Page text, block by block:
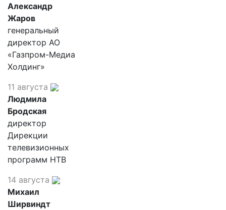
Александр
Жаров
генеральный
директор АО
«Газпром-Медиа
Холдинг»
11 августа
Людмила
Бродская
директор
Дирекции
телевизионных
программ НТВ
14 августа
Михаил
Ширвиндт